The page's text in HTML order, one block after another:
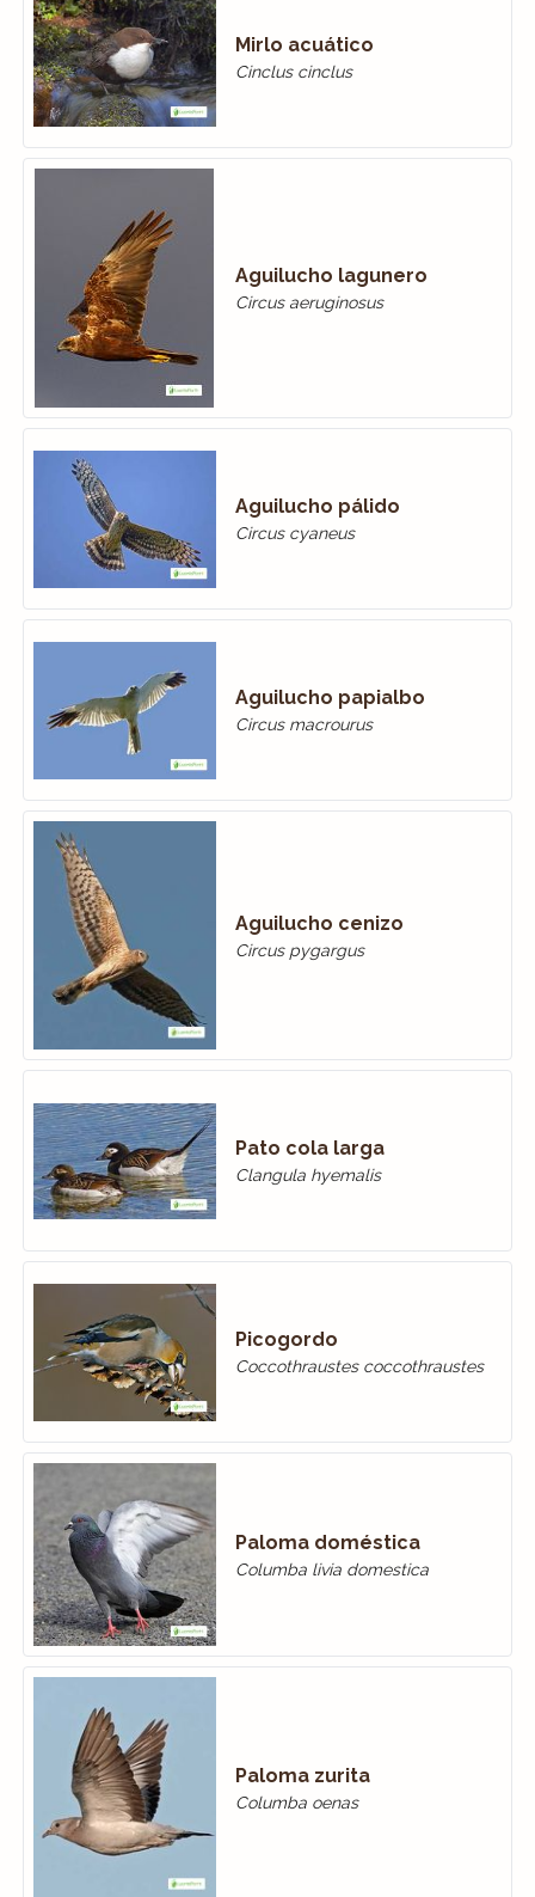
Mirlo acuático
Cinclus cinclus
Aguilucho lagunero
Circus aeruginosus
Aguilucho pálido
Circus cyaneus
Aguilucho papialbo
Circus macrourus
Aguilucho cenizo
Circus pygargus
Pato cola larga
Clangula hyemalis
Picogordo
Coccothraustes coccothraustes
Paloma doméstica
Columba livia domestica
Paloma zurita
Columba oenas